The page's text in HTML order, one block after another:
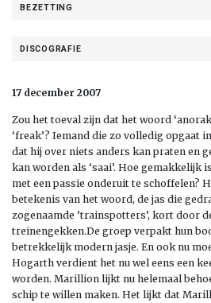
BEZETTING
DISCOGRAFIE
17 december 2007
Zou het toeval zijn dat het woord
‘freak’? Iemand die zo volledig opgaat
dat hij over niets anders kan praten en
kan worden als ‘saai’. Hoe gemakkelijk
met een passie onderuit te schoffelen?
betekenis van het woord, de jas die
zogenaamde ’trainspotters’, kort door
treinengekken.De groep verpakt hun
betrekkelijk modern jasje. En ook nu
Hogarth verdient het nu wel eens een
worden. Marillion lijkt nu helemaal
schip te willen maken. Het lijkt dat